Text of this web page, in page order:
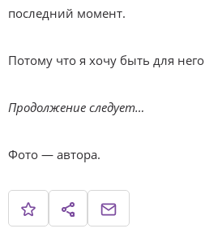
последний момент.
Потому что я хочу быть для него
Продолжение следует…
Фото — автора.